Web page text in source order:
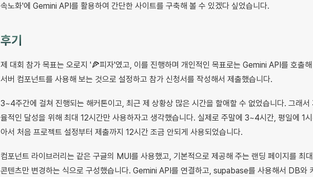
속노화'에 Gemini API를 활용하여 간단한 사이트를 구축해 볼 수 있겠다 싶었습니다.
후기
제 대회 참가 목표는 오로지 '🍕피자'였고, 이를 진행하며 개인적인 목표로는 Gemini API를 호출
서버 컴포넌트를 사용해 보는 것으로 설정하고 참가 신청서를 작성해서 제출했습니다.
3~4주간에 걸쳐 진행되는 해커톤이고, 최근 제 상황상 많은 시간을 할애할 수 없었습니다. 그래서
율적인 달성을 위해 최대 12시간만 사용하자고 생각했습니다. 실제로 주말에 3~4시간, 평일에 1
아서 처음 프로젝트 설정부터 제출까지 12시간 조금 안되게 사용되었습니다.
컴포넌트 라이브러리는 같은 구글의 MUI를 사용했고, 기본적으로 제공해 주는 랜딩 페이지를 최
콘텐츠만 변경하는 식으로 구성했습니다. Gemini API를 연결하고, supabase를 사용해서 DB와